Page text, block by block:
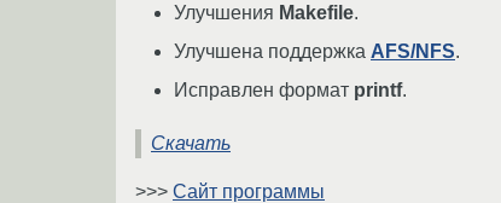
Улучшения Makefile.
Улучшена поддержка AFS/NFS.
Исправлен формат printf.
Скачать
>>> Сайт программы